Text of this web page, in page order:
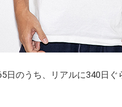
日のうち、リアルに340日